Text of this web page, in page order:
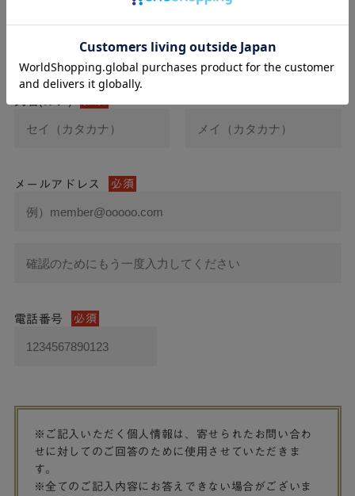
メールアドレス 必須
電話番号 必須
※ご記入いただく個人情報は、寄せられたお問い合わ
せに対してのご回答のために使用させていただきま
す。
※全てのご記入内容にお答えできない場合がございま